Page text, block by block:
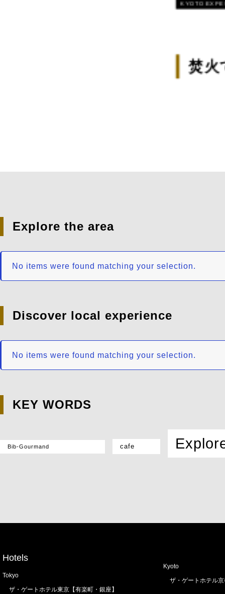
焚火で癒される！パティオ
Explore the area
No items were found matching your selection.
Discover local experience
No items were found matching your selection.
KEY WORDS
Bib-Gourmand cafe
Hotels
Tokyo
ザ・ゲートホテル東京【有楽町・銀座】
Kyoto
ザ・ゲートホテル